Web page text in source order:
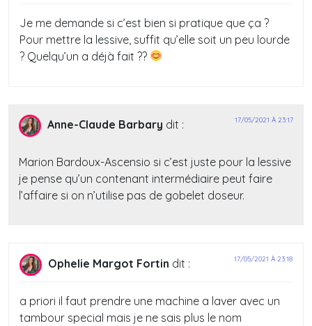
Je me demande si c’est bien si pratique que ça ?
Pour mettre la lessive, suffit qu’elle soit un peu lourde
? Quelqu’un a déjà fait ??
Anne-Claude Barbary dit : 17/05/2021 À 23:17
Marion Bardoux-Ascensio si c’est juste pour la lessive
je pense qu’un contenant intermédiaire peut faire
l’affaire si on n’utilise pas de gobelet doseur.
Ophelie Margot Fortin dit : 17/05/2021 À 23:18
a priori il faut prendre une machine a laver avec un
tambour special mais je ne sais plus le nom